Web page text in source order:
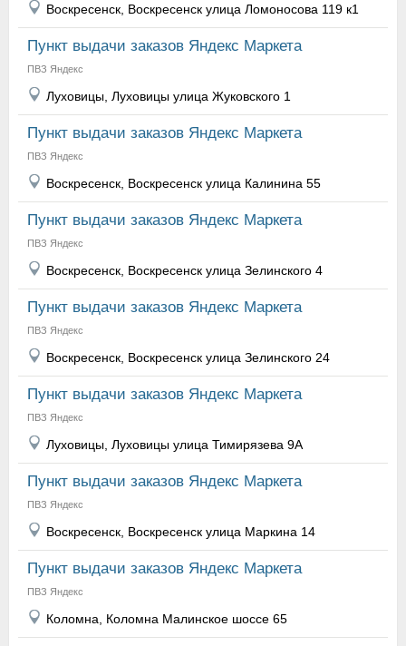
Воскресенск, Воскресенск улица Ломоносова 119 к1
Пункт выдачи заказов Яндекс Маркета
ПВЗ Яндекс
Луховицы, Луховицы улица Жуковского 1
Пункт выдачи заказов Яндекс Маркета
ПВЗ Яндекс
Воскресенск, Воскресенск улица Калинина 55
Пункт выдачи заказов Яндекс Маркета
ПВЗ Яндекс
Воскресенск, Воскресенск улица Зелинского 4
Пункт выдачи заказов Яндекс Маркета
ПВЗ Яндекс
Воскресенск, Воскресенск улица Зелинского 24
Пункт выдачи заказов Яндекс Маркета
ПВЗ Яндекс
Луховицы, Луховицы улица Тимирязева 9А
Пункт выдачи заказов Яндекс Маркета
ПВЗ Яндекс
Воскресенск, Воскресенск улица Маркина 14
Пункт выдачи заказов Яндекс Маркета
ПВЗ Яндекс
Коломна, Коломна Малинское шоссе 65